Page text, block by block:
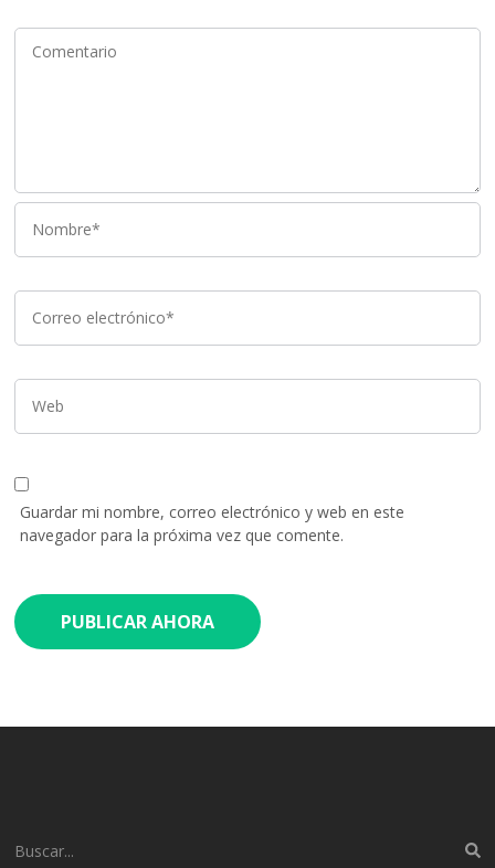
Guardar mi nombre, correo electrónico y web en este
navegador para la próxima vez que comente.
Buscar: